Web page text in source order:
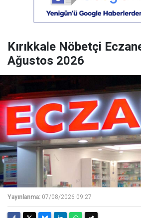
Kırıkkale Nöbetçi
Ağustos 2026
Yayınlanma: 07/08/2026 09:27